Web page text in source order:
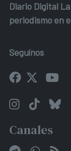
Diario Digital
periodismo en
Seguínos
Canales